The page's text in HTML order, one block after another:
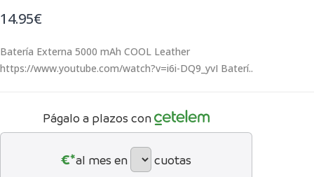
14.95€
Batería Externa 5000 mAh COOL Leather
https://www.youtube.com/watch?v=i6i-DQ9_yvI Baterí..
Págalo a plazos con
€*al mes en cuotas